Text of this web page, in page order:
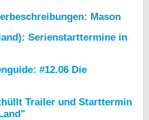
Mason
Serienstarttermine in
#12.06 Die
Trailer und Starttermin